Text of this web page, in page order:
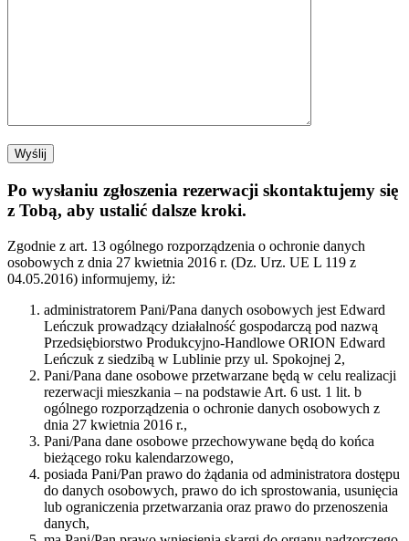
Po wysłaniu zgłoszenia rezerwacji skontaktujemy się
z Tobą, aby ustalić dalsze kroki.
Zgodnie z art. 13 ogólnego rozporządzenia o ochronie danych
osobowych z dnia 27 kwietnia 2016 r. (Dz. Urz. UE L 119 z
04.05.2016) informujemy, iż:
administratorem Pani/Pana danych osobowych jest Edward
Leńczuk prowadzący działalność gospodarczą pod nazwą
Przedsiębiorstwo Produkcyjno-Handlowe ORION Edward
Leńczuk z siedzibą w Lublinie przy ul. Spokojnej 2,
Pani/Pana dane osobowe przetwarzane będą w celu realizacji
rezerwacji mieszkania – na podstawie Art. 6 ust. 1 lit. b
ogólnego rozporządzenia o ochronie danych osobowych z
dnia 27 kwietnia 2016 r.,
Pani/Pana dane osobowe przechowywane będą do końca
bieżącego roku kalendarzowego,
posiada Pani/Pan prawo do żądania od administratora dostępu
do danych osobowych, prawo do ich sprostowania, usunięcia
lub ograniczenia przetwarzania oraz prawo do przenoszenia
danych,